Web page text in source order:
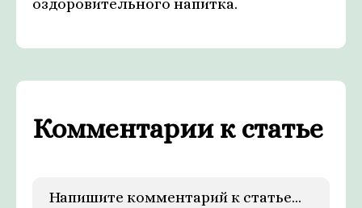
оздоровительного напитка.
Комментарии к статье